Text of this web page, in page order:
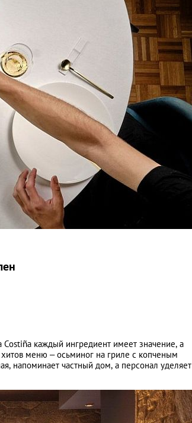
каждый ингредиент имеет значение, а
меню – осьминог на гриле с копченым
напоминает частный дом, а персонал уделяет